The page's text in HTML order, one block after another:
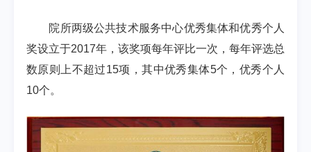
院所两级公共技术服务中心优秀集体和优秀个人
奖设立于2017年，该奖项每年评比一次，每年评选总
数原则上不超过15项，其中优秀集体5个，优秀个人
10个。